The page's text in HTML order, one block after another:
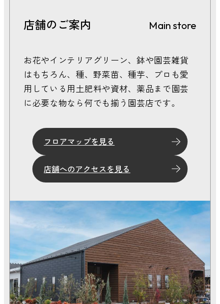
2025年 10月
2025年 7月
2025年 6月
2025年 5月
2025年 4月
店舗のご案内 Main store
お花やインテリアグリーン、鉢や園芸雑貨
はもちろん、種、野菜苗、種芋、プロも愛
用している用土肥料や資材、薬品まで園芸
に必要な物なら何でも揃う園芸店です。
フロアマップを見る
店舗へのアクセスを見る